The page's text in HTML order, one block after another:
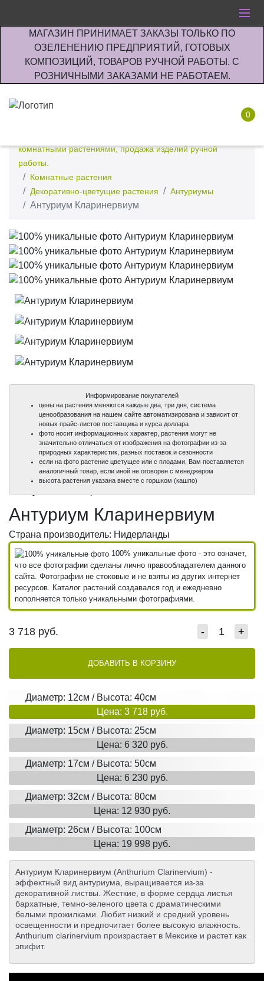
МАГАЗИН ПРИНИМАЕТ ЗАКАЗЫ ТОЛЬКО ПО
ОЗЕЛЕНЕНИЮ ПРЕДПРИЯТИЙ, ГОТОВЫХ
КОМПОЗИЦИЙ, ТОВАРОВ РУЧНОЙ РАБОТЫ. С
РОЗНИЧНЫМИ ЗАКАЗАМИ НЕ РАБОТАЕМ.
0
комнатными растениями, продажа изделий ручной
работы.
Комнатные растения
Декоративно-цветущие растения
Антуриумы
Антуриум Кларинервиум
100%
100%
100%
100%
Информирование покупателей
цены на растения меняются каждые два, три дня, система
ценообразования на нашем сайте автоматизирована и зависит от
новых прайс-листов поставщика и курса доллара
фото носит информационных характер, растения могут не
значительно отличаться от изображения на фотографии из-за
природных характеристик, разных поставок и сезонности
если на фото растение цветущее или с плодами, Вам поставляется
аналогичный товар, если иной не оговорен с менеджером
высота растения указана вместе с горшком (кашпо)
Антуриум Кларинервиум
Страна производитель: Нидерланды
100% уникальные фото - это означет,
что все фотографии сделаны лично правообладателем данного
сайта. Фотографии не стоковые и не взяты из других интернет
ресурсов. Каталог растений создавался год и ежедневно
пополняется только уникальными фотографиями.
3 718 руб. - +
ДОБАВИТЬ В КОРЗИНУ
Диаметр: 12см / Высота: 40см
Цена: 3 718 руб.
Диаметр: 15см / Высота: 25см
Цена: 6 320 руб.
Диаметр: 17см / Высота: 50см
Цена: 6 230 руб.
Диаметр: 32см / Высота: 80см
Цена: 12 930 руб.
Диаметр: 26см / Высота: 100см
Цена: 19 998 руб.
Антуриум Кларинервиум (Anthurium Clarinervium) -
эффектный вид антуриума, выращивается из-за
декоративной листвы. Жесткие, в форме сердца листья
бархатные, темно-зеленого цвета с драматическими
белыми прожилками. Любит низкий и средний уровень
освещенности и предпочитает более высокую влажность.
Anthurium clarinervium произрастает в Мексике и растет как
эпифит.